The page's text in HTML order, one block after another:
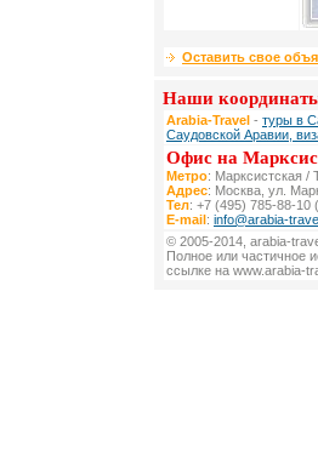
Оставить свое
Наши
Arabia-Travel - туры в
Саудовской Аравии,
Офис на
Метро: Марксистская /
Адрес: Москва, ул.
Тел: +7 (495) 785-88-10
E-mail: info@arabia-
© 2005-2014, arabia-
Полное или частичное
ссылке на www.arabia-